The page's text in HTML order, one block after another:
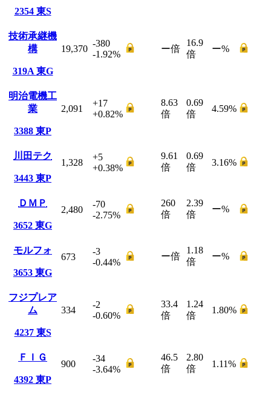
2354 東S
技術承継機
構
319A 東G
19,370
-380
-1.92%
ー倍
16.9
倍
ー%
明治電機工
業
3388 東P
2,091
+17
+0.82%
8.63
倍
0.69
倍
4.59%
川田テク
3443 東P
1,328
+5
+0.38%
9.61
倍
0.69
倍
3.16%
ＤＭＰ
3652 東G
2,480
-70
-2.75%
260
倍
2.39
倍
ー%
モルフォ
3653 東G
673
-3
-0.44%
ー倍
1.18
倍
ー%
フジプレア
ム
4237 東S
334
-2
-0.60%
33.4
倍
1.24
倍
1.80%
ＦＩＧ
4392 東P
900
-34
-3.64%
46.5
倍
2.80
倍
1.11%